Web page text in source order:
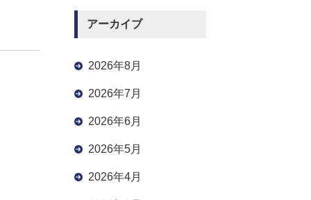
アーカイブ
2026年8月
2026年7月
2026年6月
2026年5月
2026年4月